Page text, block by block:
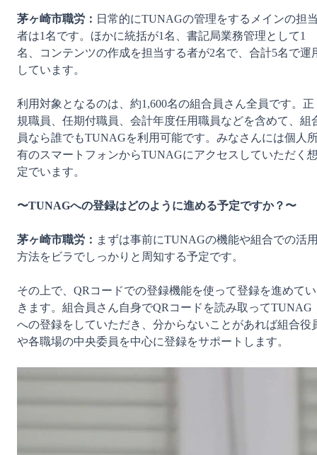
茅ヶ崎市職労： 日常的にTUNAGの管理をするメインの担
者は1名です。ほかに統括が1名、書記局業務管理として1
名、コンテンツの作成を担当する者が2名で、合計5名で運
しています。
利用対象となるのは、約1,600名の組合員さん全員です。正
規職員、任期付職員、会計年度任用職員などを含めて、組
員なら誰でもTUNAGを利用可能です。みなさんには個人
有のスマートフォンからTUNAGにアクセスしていただく
定でいます。
〜TUNAGへの登録はどのように進める予定ですか？〜
茅ヶ崎市職労： まずは事前にTUNAGの機能や組合での活
方法をビラでしっかりと周知する予定です。
その上で、QRコードでの登録機能を使って登録を進めてい
きます。組合員さん自身でQRコードを読み取ってTUNAG
への登録をしていただき、分からないことがあれば組合役
や各職場の中央委員を中心に登録をサポートします。